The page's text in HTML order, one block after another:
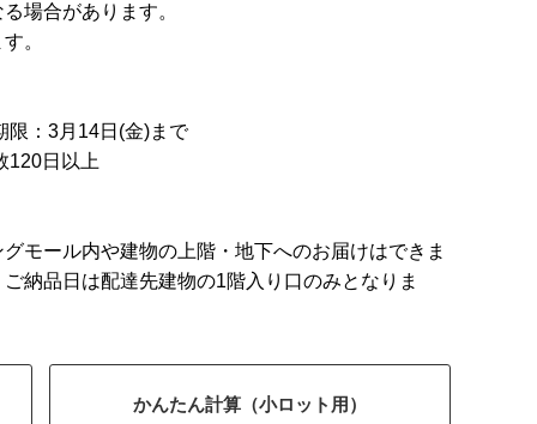
場合があります。
。
限：3月14日(金)まで
120日以上
モール内や建物の上階・地下へのお届けはできま
納品日は配達先建物の1階入り口のみとなりま
かんたん計算（小ロット用）